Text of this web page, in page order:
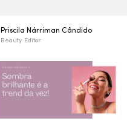
Priscila Nárriman Cândido
Beauty Editor